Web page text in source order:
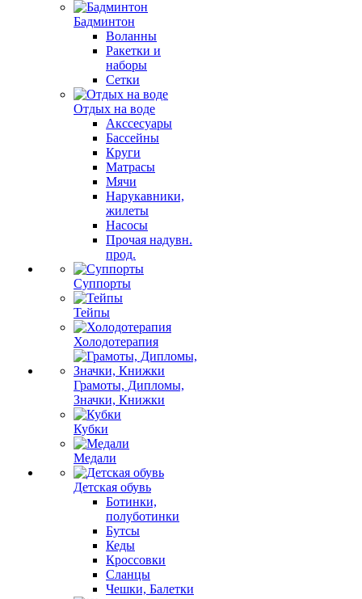
Бадминтон
Воланны
Ракетки и
наборы
Сетки
Отдых на воде
Акссесуары
Бассейны
Круги
Матрасы
Мячи
Нарукавники,
жилеты
Насосы
Прочая надувн.
прод.
Суппорты
Тейпы
Холодотерапия
Грамоты, Дипломы,
Значки, Книжки
Кубки
Медали
Детская обувь
Ботинки,
полуботинки
Бутсы
Кеды
Кроссовки
Сланцы
Чешки, Балетки